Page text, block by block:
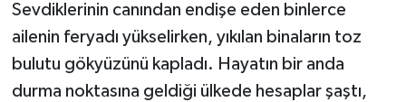
Sevdiklerinin canından endişe eden binlerce
ailenin feryadı yükselirken, yıkılan binaların toz
bulutu gökyüzünü kapladı. Hayatın bir anda
durma noktasına geldiği ülkede hesaplar şaştı,